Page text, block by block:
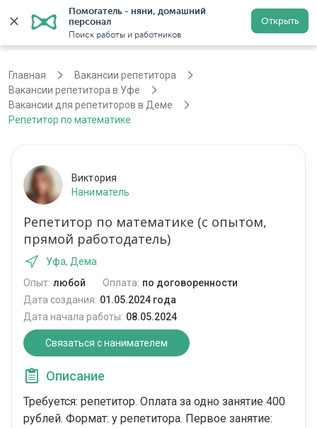
Помогатель - няни, домашний
персонал
Поиск работы и работников
Открыть
Регистрация
Главная
Вакансии репетитора
Вакансии репетитора в Уфе
Вакансии для репетиторов в Деме
Репетитор по математике
Виктория
Наниматель
Репетитор по математике (с опытом,
прямой работодатель)
Уфа, Дема
Опыт: любой Оплата: по договоренности
Дата создания: 01.05.2024 года
Дата начала работы: 08.05.2024
Связаться с нанимателем
Описание
Требуется: репетитор. Оплата за одно занятие 400
рублей. Формат: у репетитора. Первое занятие: